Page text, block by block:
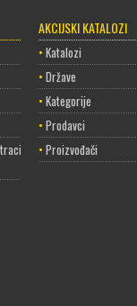
AKCIJSKI KATALOZI
• Katalozi
• Države
• Kategorije
• Prodavci
• Proizvođači